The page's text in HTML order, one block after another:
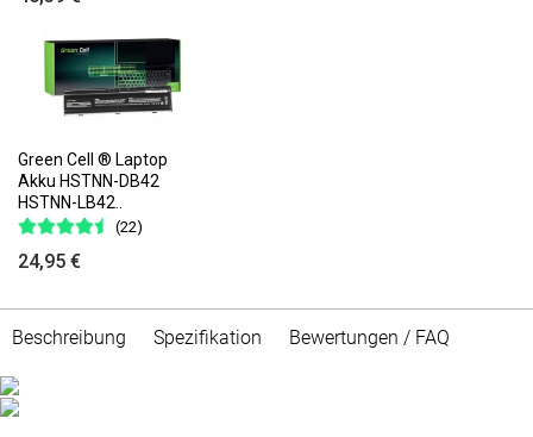
Green Cell ® Laptop
Akku HSTNN-DB42
HSTNN-LB42..
(22)
24,95 €
Beschreibung Spezifikation Bewertungen / FAQ